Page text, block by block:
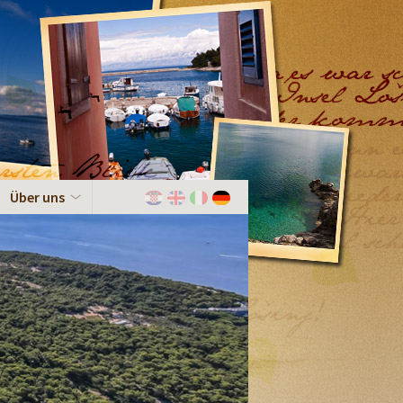
Hrvatski
EnglishItalianoDeutch
Über uns